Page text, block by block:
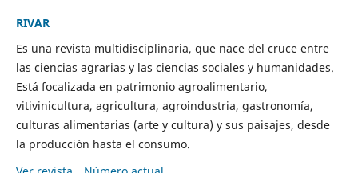
RIVAR
Es una revista multidisciplinaria, que nace del cruce entre
las ciencias agrarias y las ciencias sociales y humanidades.
Está focalizada en patrimonio agroalimentario,
vitivinicultura, agricultura, agroindustria, gastronomía,
culturas alimentarias (arte y cultura) y sus paisajes, desde
la producción hasta el consumo.